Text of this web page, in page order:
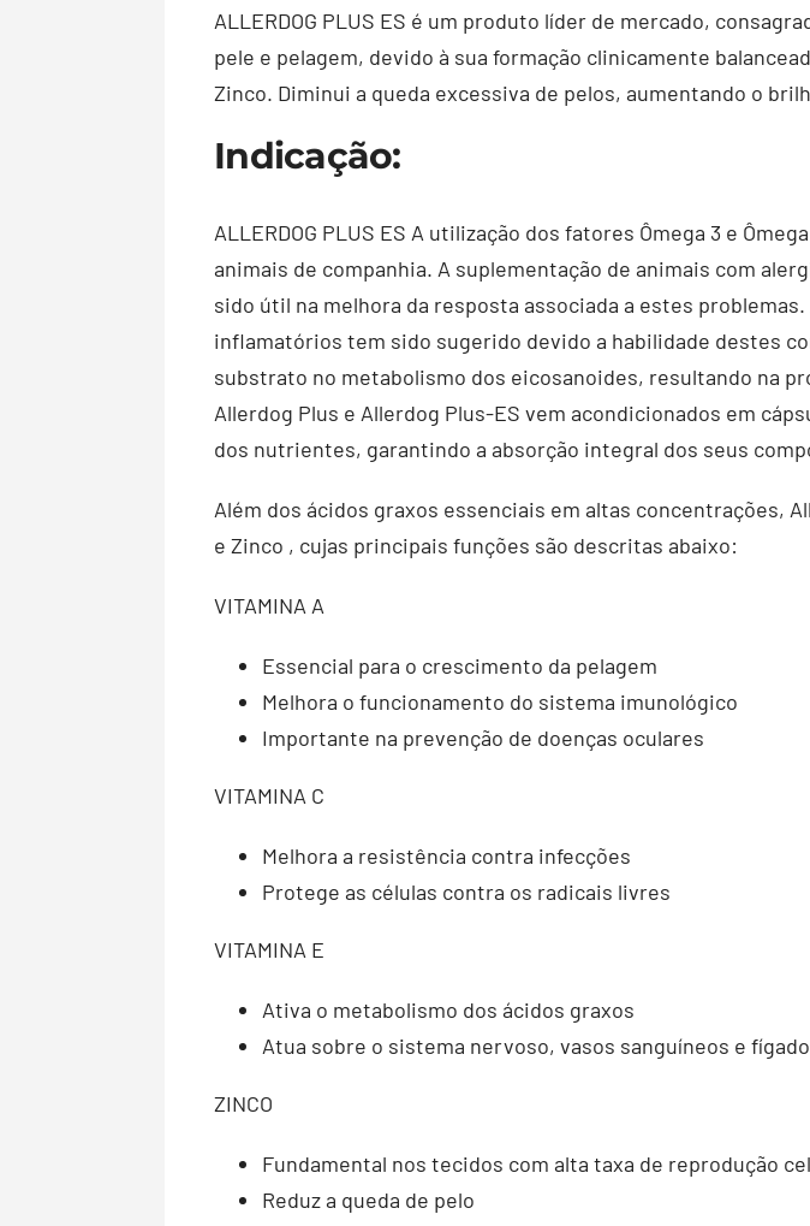
ALLERDOG PLUS ES é um produto líder de mercado,
pele e pelagem, devido à sua formação clinicamente
Zinco. Diminui a queda excessiva de pelos, aumentando o
Indicação:
ALLERDOG PLUS ES A utilização dos fatores Ômega 3 e
animais de companhia. A suplementação de animais com
sido útil na melhora da resposta associada a estes
inflamatórios tem sido sugerido devido a habilidade destes
substrato no metabolismo dos eicosanoides, resultando na
Allerdog Plus e Allerdog Plus-ES vem acondicionados em
dos nutrientes, garantindo a absorção integral dos seus
Além dos ácidos graxos essenciais em altas concentrações,
e Zinco , cujas principais funções são descritas abaixo:
VITAMINA A
Essencial para o crescimento da pelagem
Melhora o funcionamento do sistema imunológico
Importante na prevenção de doenças oculares
VITAMINA C
Melhora a resistência contra infecções
Protege as células contra os radicais livres
VITAMINA E
Ativa o metabolismo dos ácidos graxos
Atua sobre o sistema nervoso, vasos sanguíneos e fígado
ZINCO
Fundamental nos tecidos com alta taxa de reprodução
Reduz a queda de pelo